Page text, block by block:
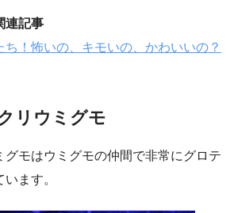
連記事
ち！怖いの、キモいの、かわいいの？
リウミグモ
グモはウミグモの仲間で非常にグロテ
ます。